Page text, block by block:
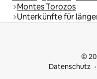
Montes Torozos
Unterkünfte für
©
Datenschutz